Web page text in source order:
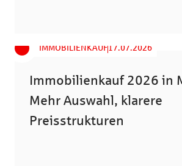
IMMOBILIENKAUF 17.07.2026
Immobilienkauf 2026 in
Mehr Auswahl, klarere
Preisstrukturen